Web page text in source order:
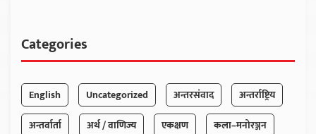
Categories
English Uncategorized अन्तरसंवाद
अन्तर्राष्ट्रिय
अन्तर्वार्ता
अर्थ / वाणिज्य एकक्षण
कला–मनोरञ्जन